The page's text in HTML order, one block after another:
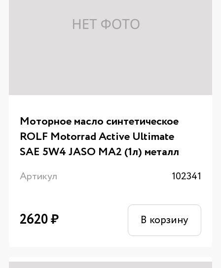
Моторное масло синтетическое
ROLF Motorrad Active Ultimate
SAE 5W4 JASO MA2 (1л) металл
Артикул 102341
2620₽ В корзину